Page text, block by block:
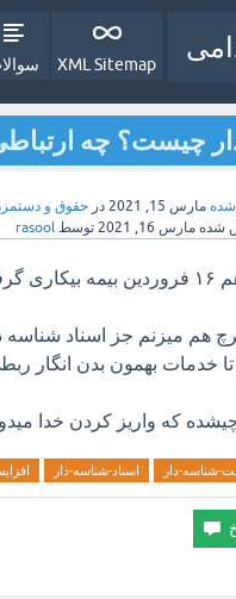
XML Sitemap
چیست؟ چه
مارس 15, 2021 در حقوق و دستمزد
شده مارس 16, 2021 توسط rasool
پول واریز شده
هم میزنم جز اسناد شناسه
خدمات بهمون بدن انگار
چیشده که واریز کردن خدا
شناسه-دار اسناد-شناسه-دار